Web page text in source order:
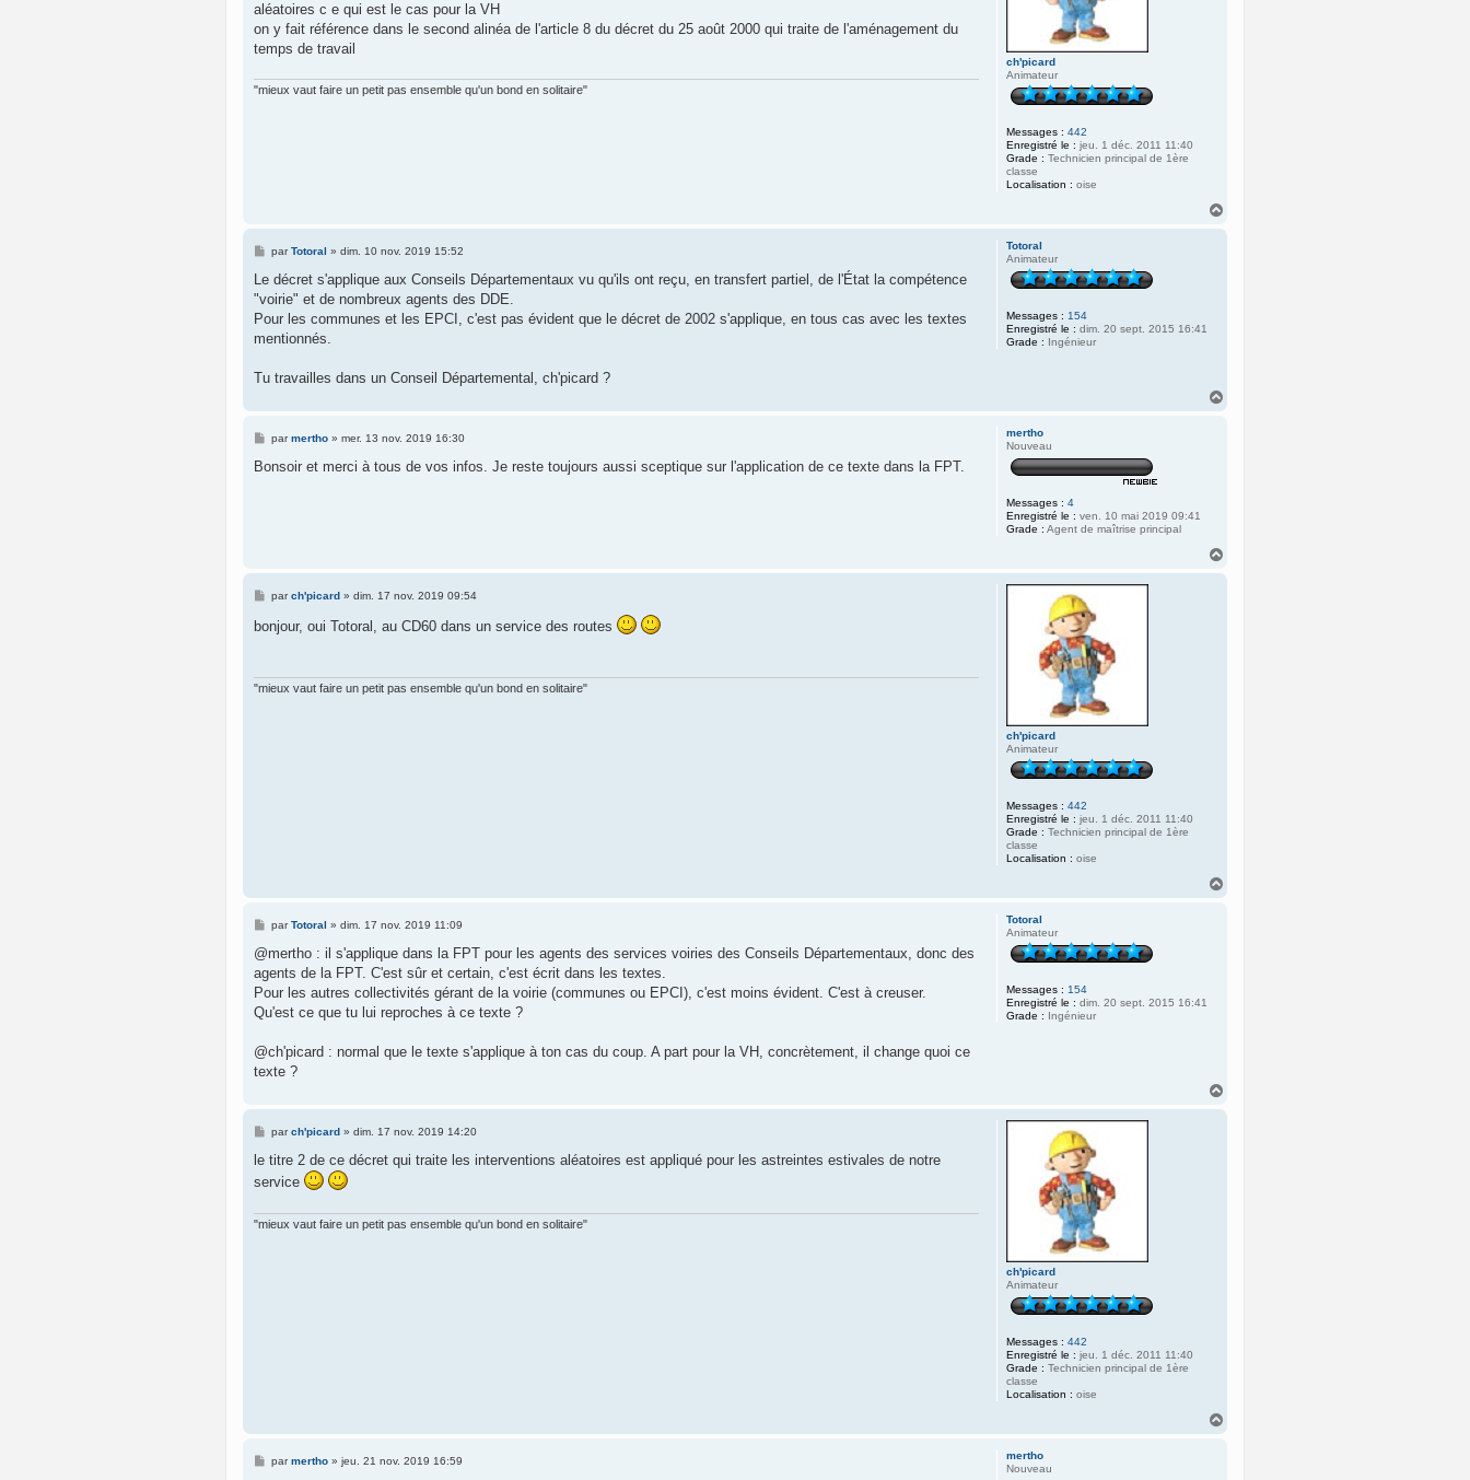
ch'picard
Animateur
Messages : 442
Enregistré le : jeu. 1 déc. 2011 11:40
Grade : Technicien principal de 1ère
classe
Localisation : oise
aléatoires c e qui est le cas pour la VH
on y fait référence dans le second alinéa de l'article 8 du décret du 25 août 2000 qui traite de l'aménagement du
temps de travail
"mieux vaut faire un petit pas ensemble qu'un bond en solitaire"
Totoral
Animateur
Messages : 154
Enregistré le : dim. 20 sept. 2015 16:41
Grade : Ingénieur
M
s
a
g
parTotoral » dim. 10 nov. 2019 15:52
Le décret s'applique aux Conseils Départementaux vu qu'ils ont reçu, en transfert partiel, de l'État la compétence
"voirie" et de nombreux agents des DDE.
Pour les communes et les EPCI, c'est pas évident que le décret de 2002 s'applique, en tous cas avec les textes
mentionnés.
Tu travailles dans un Conseil Départemental, ch'picard ?
mertho
Nouveau
Messages : 4
Enregistré le : ven. 10 mai 2019 09:41
Grade : Agent de maîtrise principal
M
s
parmertho» mer. 13 nov. 2019 16:30
Bonsoir et merci à tous de vos infos. Je reste toujours aussi sceptique sur l'application de ce texte dans la FPT.
ch'picard
Animateur
Messages : 442
Enregistré le : jeu. 1 déc. 2011 11:40
Grade : Technicien principal de 1ère
classe
Localisation : oise
M
s
parch'picard» dim. 17 nov. 2019 09:54
bonjour, oui Totoral, au CD60 dans un service des routes
"mieux vaut faire un petit pas ensemble qu'un bond en solitaire"
Totoral
Animateur
Messages : 154
Enregistré le : dim. 20 sept. 2015 16:41
Grade : Ingénieur
M
s
a
g
parTotoral » dim. 17 nov. 2019 11:09
@mertho : il s'applique dans la FPT pour les agents des services voiries des Conseils Départementaux, donc des
agents de la FPT. C'est sûr et certain, c'est écrit dans les textes.
Pour les autres collectivités gérant de la voirie (communes ou EPCI), c'est moins évident. C'est à creuser.
Qu'est ce que tu lui reproches à ce texte ?
@ch'picard : normal que le texte s'applique à ton cas du coup. A part pour la VH, concrètement, il change quoi ce
texte ?
ch'picard
Animateur
Messages : 442
Enregistré le : jeu. 1 déc. 2011 11:40
Grade : Technicien principal de 1ère
classe
Localisation : oise
M
s
a
parch'picard» dim. 17 nov. 2019 14:20
le titre 2 de ce décret qui traite les interventions aléatoires est appliqué pour les astreintes estivales de notre
service
"mieux vaut faire un petit pas ensemble qu'un bond en solitaire"
mertho
Nouveau
Mparmertho» jeu. 21 nov. 2019 16:59